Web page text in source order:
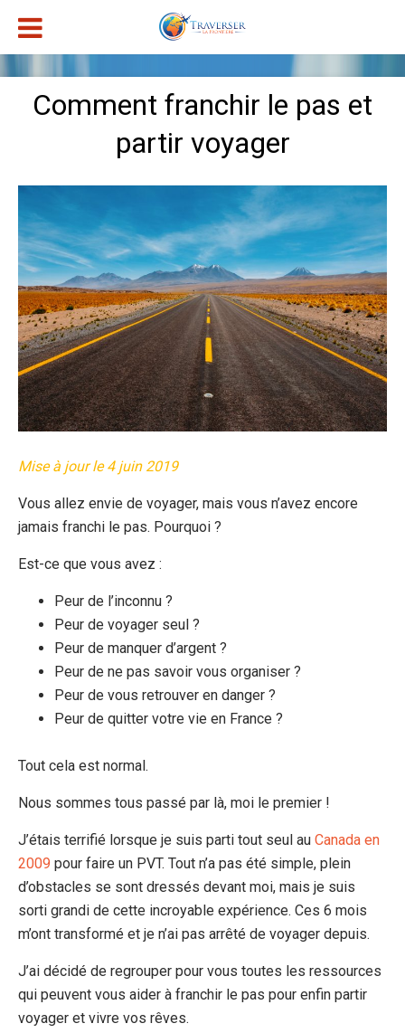
Comment franchir le pas et
partir voyager
Mise à jour le 4 juin 2019
Vous allez envie de voyager, mais vous n’avez encore
jamais franchi le pas. Pourquoi ?
Est-ce que vous avez :
Peur de l’inconnu ?
Peur de voyager seul ?
Peur de manquer d’argent ?
Peur de ne pas savoir vous organiser ?
Peur de vous retrouver en danger ?
Peur de quitter votre vie en France ?
Tout cela est normal.
Nous sommes tous passé par là, moi le premier !
J’étais terrifié lorsque je suis parti tout seul au Canada en
2009 pour faire un PVT. Tout n’a pas été simple, plein
d’obstacles se sont dressés devant moi, mais je suis
sorti grandi de cette incroyable expérience. Ces 6 mois
m’ont transformé et je n’ai pas arrêté de voyager depuis.
J’ai décidé de regrouper pour vous toutes les ressources
qui peuvent vous aider à franchir le pas pour enfin partir
voyager et vivre vos rêves.